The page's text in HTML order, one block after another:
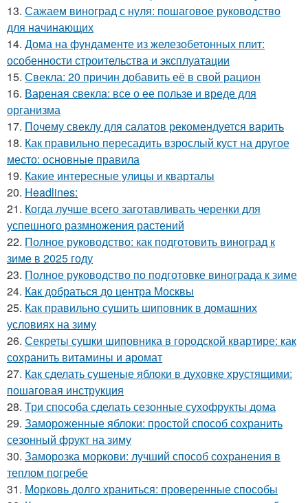
13. Сажаем виноград с нуля: пошаговое руководство
для начинающих
14. Дома на фундаменте из железобетонных плит:
особенности строительства и эксплуатации
15. Свекла: 20 причин добавить её в свой рацион
16. Вареная свекла: все о ее пользе и вреде для
организма
17. Почему свеклу для салатов рекомендуется варить
18. Как правильно пересадить взрослый куст на другое
место: основные правила
19. Какие интересные улицы и кварталы
20. Headlines:
21. Когда лучше всего заготавливать черенки для
успешного размножения растений
22. Полное руководство: как подготовить виноград к
зиме в 2025 году
23. Полное руководство по подготовке винограда к зиме
24. Как добраться до центра Москвы
25. Как правильно сушить шиповник в домашних
условиях на зиму
26. Секреты сушки шиповника в городской квартире: как
сохранить витамины и аромат
27. Как сделать сушеные яблоки в духовке хрустящими:
пошаговая инструкция
28. Три способа сделать сезонные сухофрукты дома
29. Замороженные яблоки: простой способ сохранить
сезонный фрукт на зиму
30. Заморозка моркови: лучший способ сохранения в
теплом погребе
31. Морковь долго храниться: проверенные способы